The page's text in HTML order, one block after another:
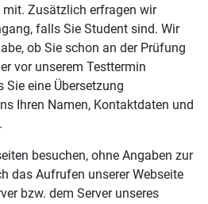
Zusätzlich erfragen wir
falls Sie Student sind. Wir
ob Sie schon an der Prüfung
vor unserem Testtermin
Sie eine Übersetzung
Ihren Namen, Kontaktdaten und
besuchen, ohne Angaben zur
das Aufrufen unserer Webseite
bzw. dem Server unseres